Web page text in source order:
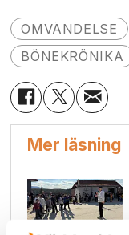
OMVÄNDELSE
BÖNEKRÖNIKA
Mer läsning